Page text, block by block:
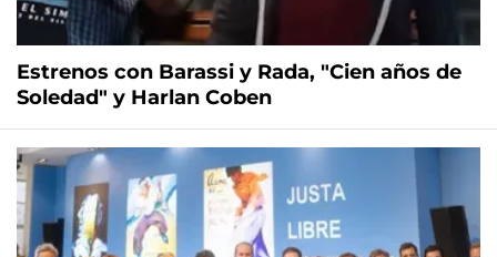
Estrenos con Barassi y Rada, "Cien años de
Soledad" y Harlan Coben